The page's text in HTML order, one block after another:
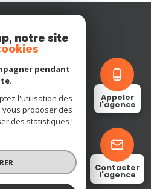
Appeler
l'agence
Contacter
l'agence
notre site
pendant
l'utilisation des
vous proposer des
des statistiques !